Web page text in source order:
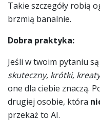
Takie szczegóły robią
brzmią banalnie.
Dobra praktyka:
Jeśli w twoim pytaniu
skuteczny, krótki,
one dla ciebie znaczą.
drugiej osobie, która
przekaż to AI.